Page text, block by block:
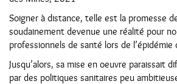
Soigner à distance, telle est la promesse
soudainement devenue une réalité pour
professionnels de santé lors de l’épidémie
Jusqu’alors, sa mise en oeuvre paraissait
par des politiques sanitaires peu